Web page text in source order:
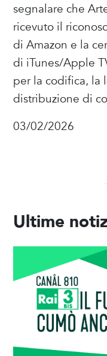
segnalare che
ricevuto il
di Amazon e la
di iTunes/Apple
per la codifica, la
distribuzione di
03/02/2026
Ultime